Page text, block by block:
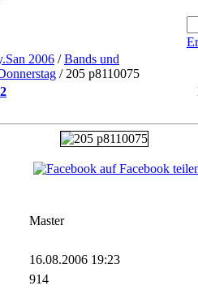
2006 /Bands und
/ 205 p8110075
auf Facebook
Master
16.08.2006 19:23
914